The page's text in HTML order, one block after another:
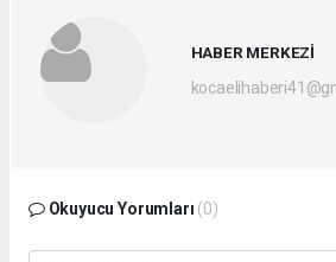
HABER MERKEZİ
Okuyucu Yorumları (0)